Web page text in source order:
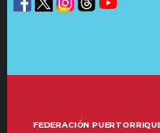
FEDERACIÓN